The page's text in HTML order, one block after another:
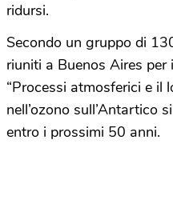
ridursi.
Secondo un gruppo di
riuniti a Buenos Aires
“Processi atmosferici e il
nell’ozono sull’Antartico
entro i prossimi 50 anni.